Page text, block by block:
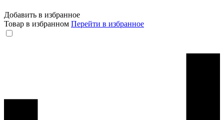
Добавить в избранное
Товар в избранном Перейти в избранное